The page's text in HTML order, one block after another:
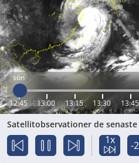
sön
12:45 13:00 13:15 13:30 13:45
Satellitobservationer de
1x -